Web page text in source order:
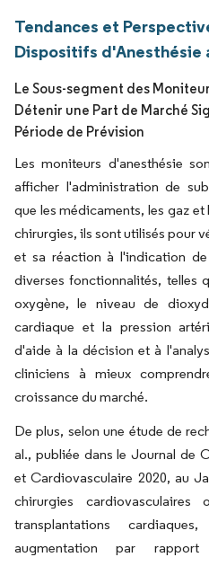
Tendances et
Dispositifs d'Anesthésie
Le Sous-segment des
Détenir une Part de Marché
Période de Prévision
Les moniteurs d'anesthésie
afficher l'administration de
que les médicaments, les gaz
chirurgies, ils sont utilisés pour
et sa réaction à l'indication
diverses fonctionnalités, telles
oxygène, le niveau de
cardiaque et la pression
d'aide à la décision et à
cliniciens à mieux
croissance du marché.
De plus, selon une étude de
al., publiée dans le Journal de
et Cardiovasculaire 2020, au
chirurgies
transplantations
augmentation par